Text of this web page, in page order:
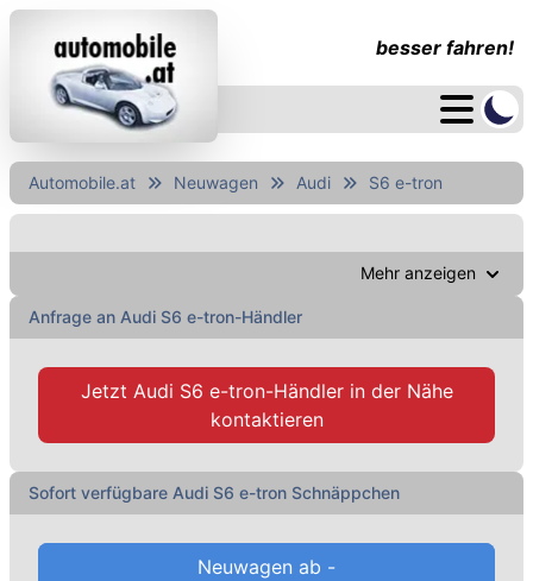
besser fahren!
Automobile.at Neuwagen Audi S6 e-tron
Mehr anzeigen
Anfrage an Audi S6 e-tron-Händler
Jetzt Audi S6 e-tron-Händlerin der Nähe
kontaktieren
Sofort verfügbare Audi S6 e-tron Schnäppchen
Neuwagen ab -